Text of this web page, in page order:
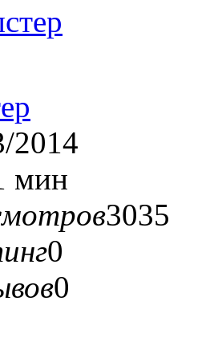
2014
мин
3035
0
0